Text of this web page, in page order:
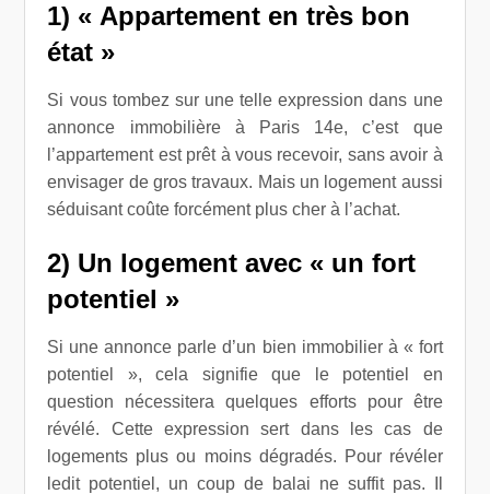
1) « Appartement en très bon
état »
Si vous tombez sur une telle expression dans une
annonce immobilière à Paris 14e, c’est que
l’appartement est prêt à vous recevoir, sans avoir à
envisager de gros travaux. Mais un logement aussi
séduisant coûte forcément plus cher à l’achat.
2) Un logement avec « un fort
potentiel »
Si une annonce parle d’un bien immobilier à « fort
potentiel », cela signifie que le potentiel en
question nécessitera quelques efforts pour être
révélé. Cette expression sert dans les cas de
logements plus ou moins dégradés. Pour révéler
ledit potentiel, un coup de balai ne suffit pas. Il